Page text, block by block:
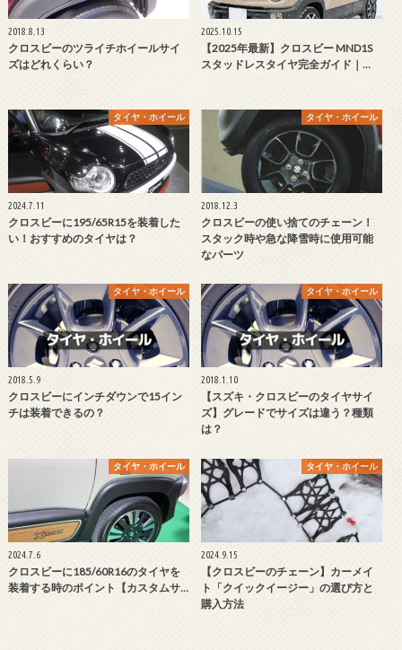
2018.8.13
クロスビーのツライチホイールサイ
ズはどれくらい？
2025.10.15
【2025年最新】クロスビー MND1S
スタッドレスタイヤ完全ガイド｜…
タイヤ・ホイール
2024.7.11
クロスビーに195/65R15を装着した
い！おすすめのタイヤは？
タイヤ・ホイール
2018.12.3
クロスビーの使い捨てのチェーン！
スタック時や急な降雪時に使用可能
なパーツ
タイヤ・ホイール
2018.5.9
クロスビーにインチダウンで15イン
チは装着できるの？
タイヤ・ホイール
2018.1.10
【スズキ・クロスビーのタイヤサイ
ズ】グレードでサイズは違う？種類
は？
タイヤ・ホイール
2024.7.6
クロスビーに185/60R16のタイヤを
装着する時のポイント【カスタムサ…
タイヤ・ホイール
2024.9.15
【クロスビーのチェーン】カーメイ
ト「クイックイージー」の選び方と
購入方法